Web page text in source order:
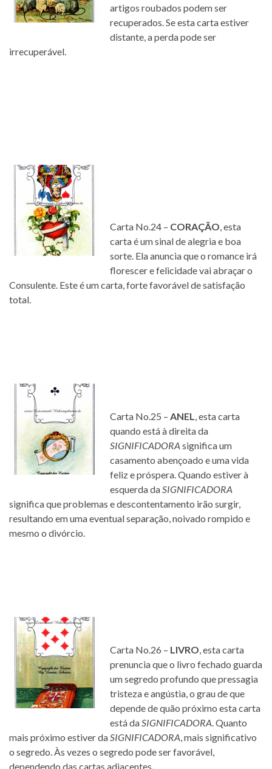
artigos roubados podem ser
recuperados. Se esta carta estiver
distante, a perda pode ser
irrecuperável.
Carta No.24 – CORAÇÃO, esta
carta é um sinal de alegria e boa
sorte. Ela anuncia que o romance irá
florescer e felicidade vai abraçar o
Consulente. Este é um carta, forte favorável de satisfação
total.
Carta No.25 – ANEL, esta carta
quando está à direita da
SIGNIFICADORA significa um
casamento abençoado e uma vida
feliz e próspera. Quando estiver à
esquerda daSIGNIFICADORA
significa que problemas e descontentamento irão surgir,
resultando em uma eventual separação, noivado rompido e
mesmo o divórcio.
Carta No.26 – LIVRO, esta carta
prenuncia que o livro fechado guarda
um segredo profundo que pressagia
tristeza e angústia, o grau de que
depende de quão próximo esta carta
está daSIGNIFICADORA. Quanto
mais próximo estiver daSIGNIFICADORA, mais significativo
o segredo. Às vezes o segredo pode ser favorável,
dependendo das cartas adjacentes.